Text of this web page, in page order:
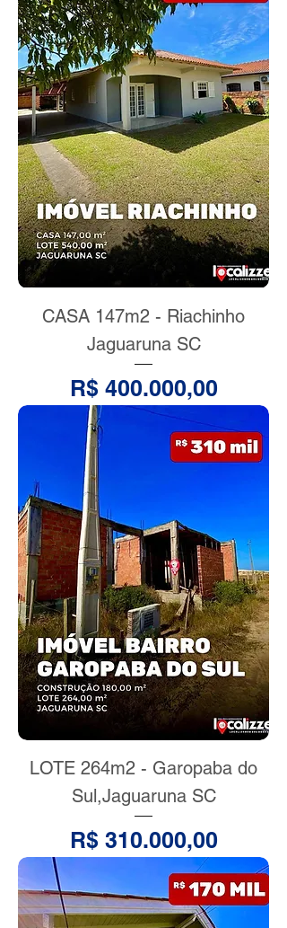
CASA 147m2 - Riachinho
Jaguaruna SC
Preço
R$ 400.000,00
LOTE 264m2 - Garopaba do
Sul,Jaguaruna SC
Preço
R$ 310.000,00